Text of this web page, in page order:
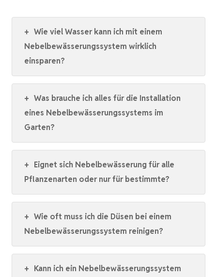
+ Wie viel Wasser kann ich mit einem
Nebelbewässerungssystem wirklich
einsparen?
+ Was brauche ich alles für die Installation
eines Nebelbewässerungssystems im
Garten?
+ Eignet sich Nebelbewässerung für alle
Pflanzenarten oder nur für bestimmte?
+ Wie oft muss ich die Düsen bei einem
Nebelbewässerungssystem reinigen?
+ Kann ich ein Nebelbewässerungssystem